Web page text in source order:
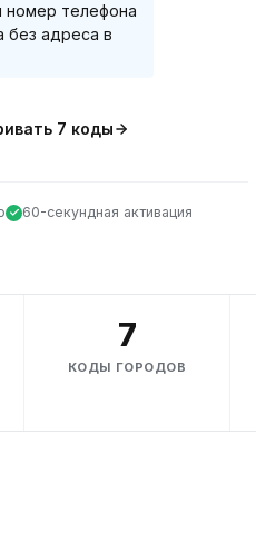
номер телефона
без адреса в
7 коды
60-секундная активация
7
КОДЫ ГОРОДОВ